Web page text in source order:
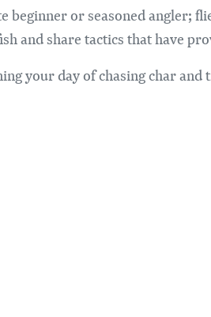
beginner or seasoned angler;
and share tactics that have
your day of chasing char